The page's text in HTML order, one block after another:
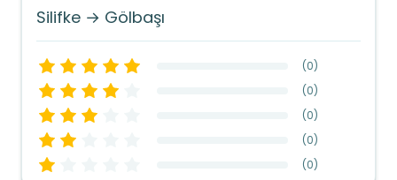
Silifke → Gölbaşı
(0)
(0)
(0)
(0)
(0)